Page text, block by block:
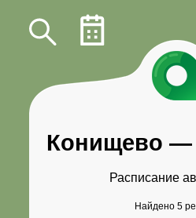
Конищево —
Расписание
Найдено 5